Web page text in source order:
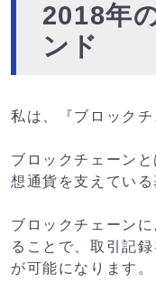
2018年
ンド
私は、『ブロック
ブロックチェーン
想通貨を支えている
ブロックチェーン
ることで、取引記
が可能になります。